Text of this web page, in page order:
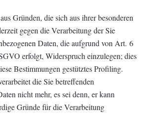
Gründen, die sich aus ihrer besonderen
gegen die Verarbeitung der Sie
Daten, die aufgrund von Art. 6
erfolgt, Widerspruch einzulegen; dies
Bestimmungen gestütztes Profiling.
die Sie betreffenden
nicht mehr, es sei denn, er kann
Gründe für die Verarbeitung